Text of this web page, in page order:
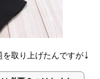
取り上げたんですが↓